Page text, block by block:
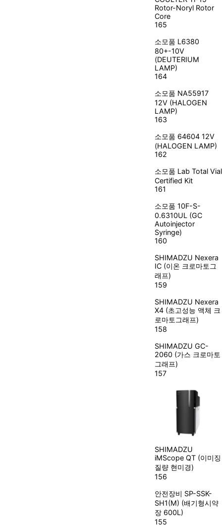
Rotor-Noryl Rotor
Core
165
소모품 L6380
80+-10V
(DEUTERIUM
LAMP)
164
소모품 NA55917
12V (HALOGEN
LAMP)
163
소모품 64604 12V
(HALOGEN LAMP)
162
소모품 Lab Total Vial
Certified Kit
161
소모품 10F-S-
0.6310UL (GC
Autoinjector
Syringe)
160
SHIMADZU Nexera
IC (이온 크로마토그
래프)
159
SHIMADZU Nexera
X4 (초고성능 액체 크
로마토그래프)
158
SHIMADZU GC-
2060 (가스 크로마토
그래프)
157
SHIMADZU
iMScope QT (이미징
질량 현미경)
156
안전장비 SP-SSK-
SH1(M) (배기형시약
장 600L)
155